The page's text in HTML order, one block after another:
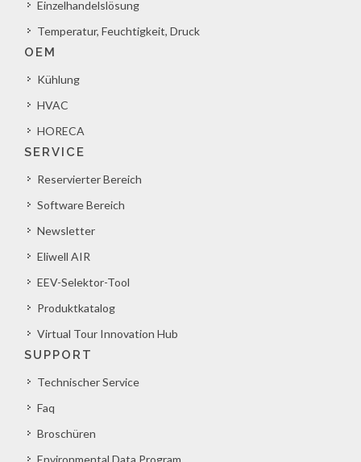
Einzelhandelslösung
Temperatur, Feuchtigkeit, Druck
OEM
Kühlung
HVAC
HORECA
SERVICE
Reservierter Bereich
Software Bereich
Newsletter
Eliwell AIR
EEV-Selektor-Tool
Produktkatalog
Virtual Tour Innovation Hub
SUPPORT
Technischer Service
Faq
Broschüren
Environmental Data Program